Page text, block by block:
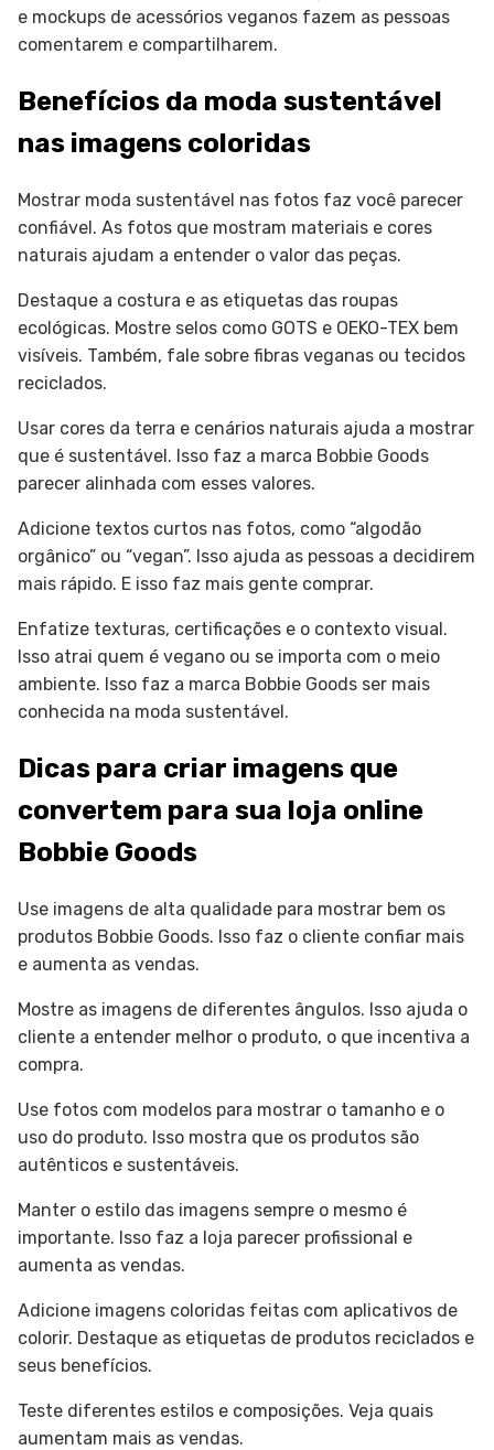
e mockups de acessórios veganos fazem as pessoas
comentarem e compartilharem.
Benefícios da moda sustentável
nas imagens coloridas
Mostrar moda sustentável nas fotos faz você parecer
confiável. As fotos que mostram materiais e cores
naturais ajudam a entender o valor das peças.
Destaque a costura e as etiquetas das roupas
ecológicas. Mostre selos como GOTS e OEKO-TEX bem
visíveis. Também, fale sobre fibras veganas ou tecidos
reciclados.
Usar cores da terra e cenários naturais ajuda a mostrar
que é sustentável. Isso faz a marca Bobbie Goods
parecer alinhada com esses valores.
Adicione textos curtos nas fotos, como “algodão
orgânico” ou “vegan”. Isso ajuda as pessoas a decidirem
mais rápido. E isso faz mais gente comprar.
Enfatize texturas, certificações e o contexto visual.
Isso atrai quem é vegano ou se importa com o meio
ambiente. Isso faz a marca Bobbie Goods ser mais
conhecida na moda sustentável.
Dicas para criar imagens que
convertem para sua loja online
Bobbie Goods
Use imagens de alta qualidade para mostrar bem os
produtos Bobbie Goods. Isso faz o cliente confiar mais
e aumenta as vendas.
Mostre as imagens de diferentes ângulos. Isso ajuda o
cliente a entender melhor o produto, o que incentiva a
compra.
Use fotos com modelos para mostrar o tamanho e o
uso do produto. Isso mostra que os produtos são
autênticos e sustentáveis.
Manter o estilo das imagens sempre o mesmo é
importante. Isso faz a loja parecer profissional e
aumenta as vendas.
Adicione imagens coloridas feitas com aplicativos de
colorir. Destaque as etiquetas de produtos reciclados e
seus benefícios.
Teste diferentes estilos e composições. Veja quais
aumentam mais as vendas.